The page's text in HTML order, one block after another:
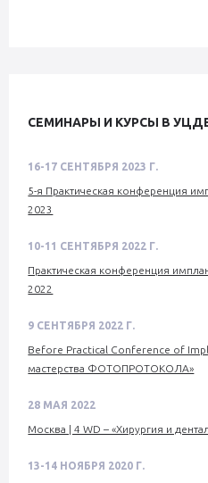
СЕМИНАРЫ И КУРСЫ В
16-17 СЕНТЯБРЯ 2023 Г.
5-я Практическая конференция
2023
10-11 СЕНТЯБРЯ 2022 Г.
Практическая конференция
2022
9 СЕНТЯБРЯ 2022 Г.
Before Practical Conference of
мастерства ФОТОПРОТОКОЛА»
28 МАЯ 2022
Москва | 4 WD – «Хирургия и
13-14 НОЯБРЯ 2020 Г.